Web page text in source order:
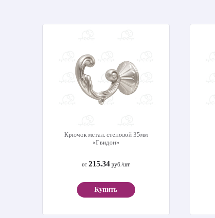
Крючок метал. стеновой 35мм
«Гвидон»
от215.34 руб./шт
Купить